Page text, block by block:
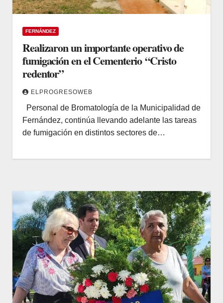
FERNÁNDEZ
Realizaron un importante operativo de
fumigación en el Cementerio “Cristo
redentor”
ELPROGRESOWEB
Personal de Bromatología de la Municipalidad de
Fernández, continúa llevando adelante las tareas
de fumigación en distintos sectores de…